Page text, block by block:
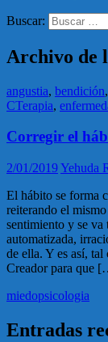
Buscar:
Archivo de
angustia, bendición,
CTerapia,
Corregir el
2/01/2019Yehuda
El hábito se forma
reiterando el
sentimiento y se va
automatizada,
de ella. Y es así, tal
Creador para que
miedopsicologia
Entradas